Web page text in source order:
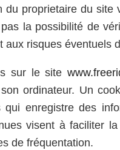
proprietaire du
pas la possibilité de
risques éventuels
sur le site
ordinateur. Un
qui enregistre des
visent à faciliter
de fréquentation.